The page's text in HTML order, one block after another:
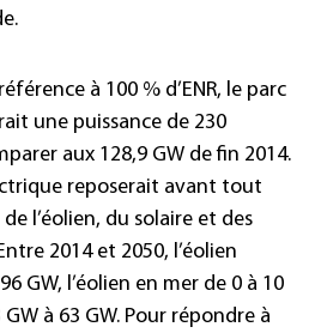
à 100 % d’ENR, le parc
une puissance de 230
aux 128,9 GW de fin 2014.
reposerait avant tout
l’éolien, du solaire et des
2014 et 2050, l’éolien
GW, l’éolien en mer de 0 à 10
à 63 GW. Pour répondre à